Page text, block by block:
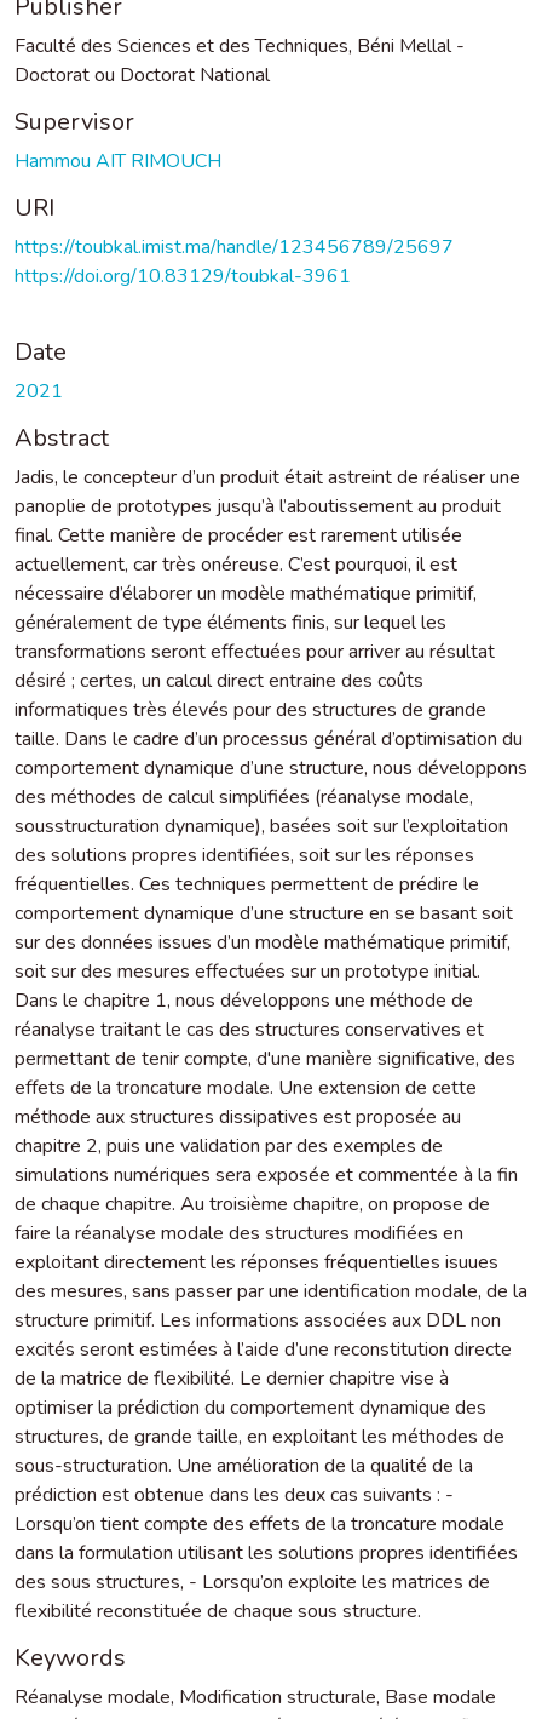
Faculté des Sciences et des Techniques, Béni Mellal -
Doctorat ou Doctorat National
Supervisor
Hammou AIT RIMOUCH
URI
https://toubkal.imist.ma/handle/123456789/25697
https://doi.org/10.83129/toubkal-3961
Date
2021
Abstract
Jadis, le concepteur d’un produit était astreint de réaliser une
panoplie de prototypes jusqu’à l’aboutissement au produit
final. Cette manière de procéder est rarement utilisée
actuellement, car très onéreuse. C’est pourquoi, il est
nécessaire d’élaborer un modèle mathématique primitif,
généralement de type éléments finis, sur lequel les
transformations seront effectuées pour arriver au résultat
désiré ; certes, un calcul direct entraine des coûts
informatiques très élevés pour des structures de grande
taille. Dans le cadre d’un processus général d’optimisation du
comportement dynamique d’une structure, nous développons
des méthodes de calcul simplifiées (réanalyse modale,
sousstructuration dynamique), basées soit sur l’exploitation
des solutions propres identifiées, soit sur les réponses
fréquentielles. Ces techniques permettent de prédire le
comportement dynamique d’une structure en se basant soit
sur des données issues d’un modèle mathématique primitif,
soit sur des mesures effectuées sur un prototype initial.
Dans le chapitre 1, nous développons une méthode de
réanalyse traitant le cas des structures conservatives et
permettant de tenir compte, d'une manière significative, des
effets de la troncature modale. Une extension de cette
méthode aux structures dissipatives est proposée au
chapitre 2, puis une validation par des exemples de
simulations numériques sera exposée et commentée à la fin
de chaque chapitre. Au troisième chapitre, on propose de
faire la réanalyse modale des structures modifiées en
exploitant directement les réponses fréquentielles isuues
des mesures, sans passer par une identification modale, de la
structure primitif. Les informations associées aux DDL non
excités seront estimées à l’aide d’une reconstitution directe
de la matrice de flexibilité. Le dernier chapitre vise à
optimiser la prédiction du comportement dynamique des
structures, de grande taille, en exploitant les méthodes de
sous-structuration. Une amélioration de la qualité de la
prédiction est obtenue dans les deux cas suivants : -
Lorsqu’on tient compte des effets de la troncature modale
dans la formulation utilisant les solutions propres identifiées
des sous structures, - Lorsqu’on exploite les matrices de
flexibilité reconstituée de chaque sous structure.
Keywords
Réanalyse modale, Modification structurale, Base modale